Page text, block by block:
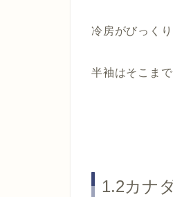
冷房がびっく
半袖はそこま
1.2カナ